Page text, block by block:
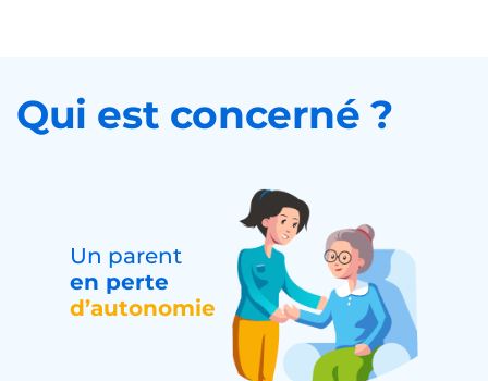
Qui est concerné ?
Un parent
en perte
d’autonomie